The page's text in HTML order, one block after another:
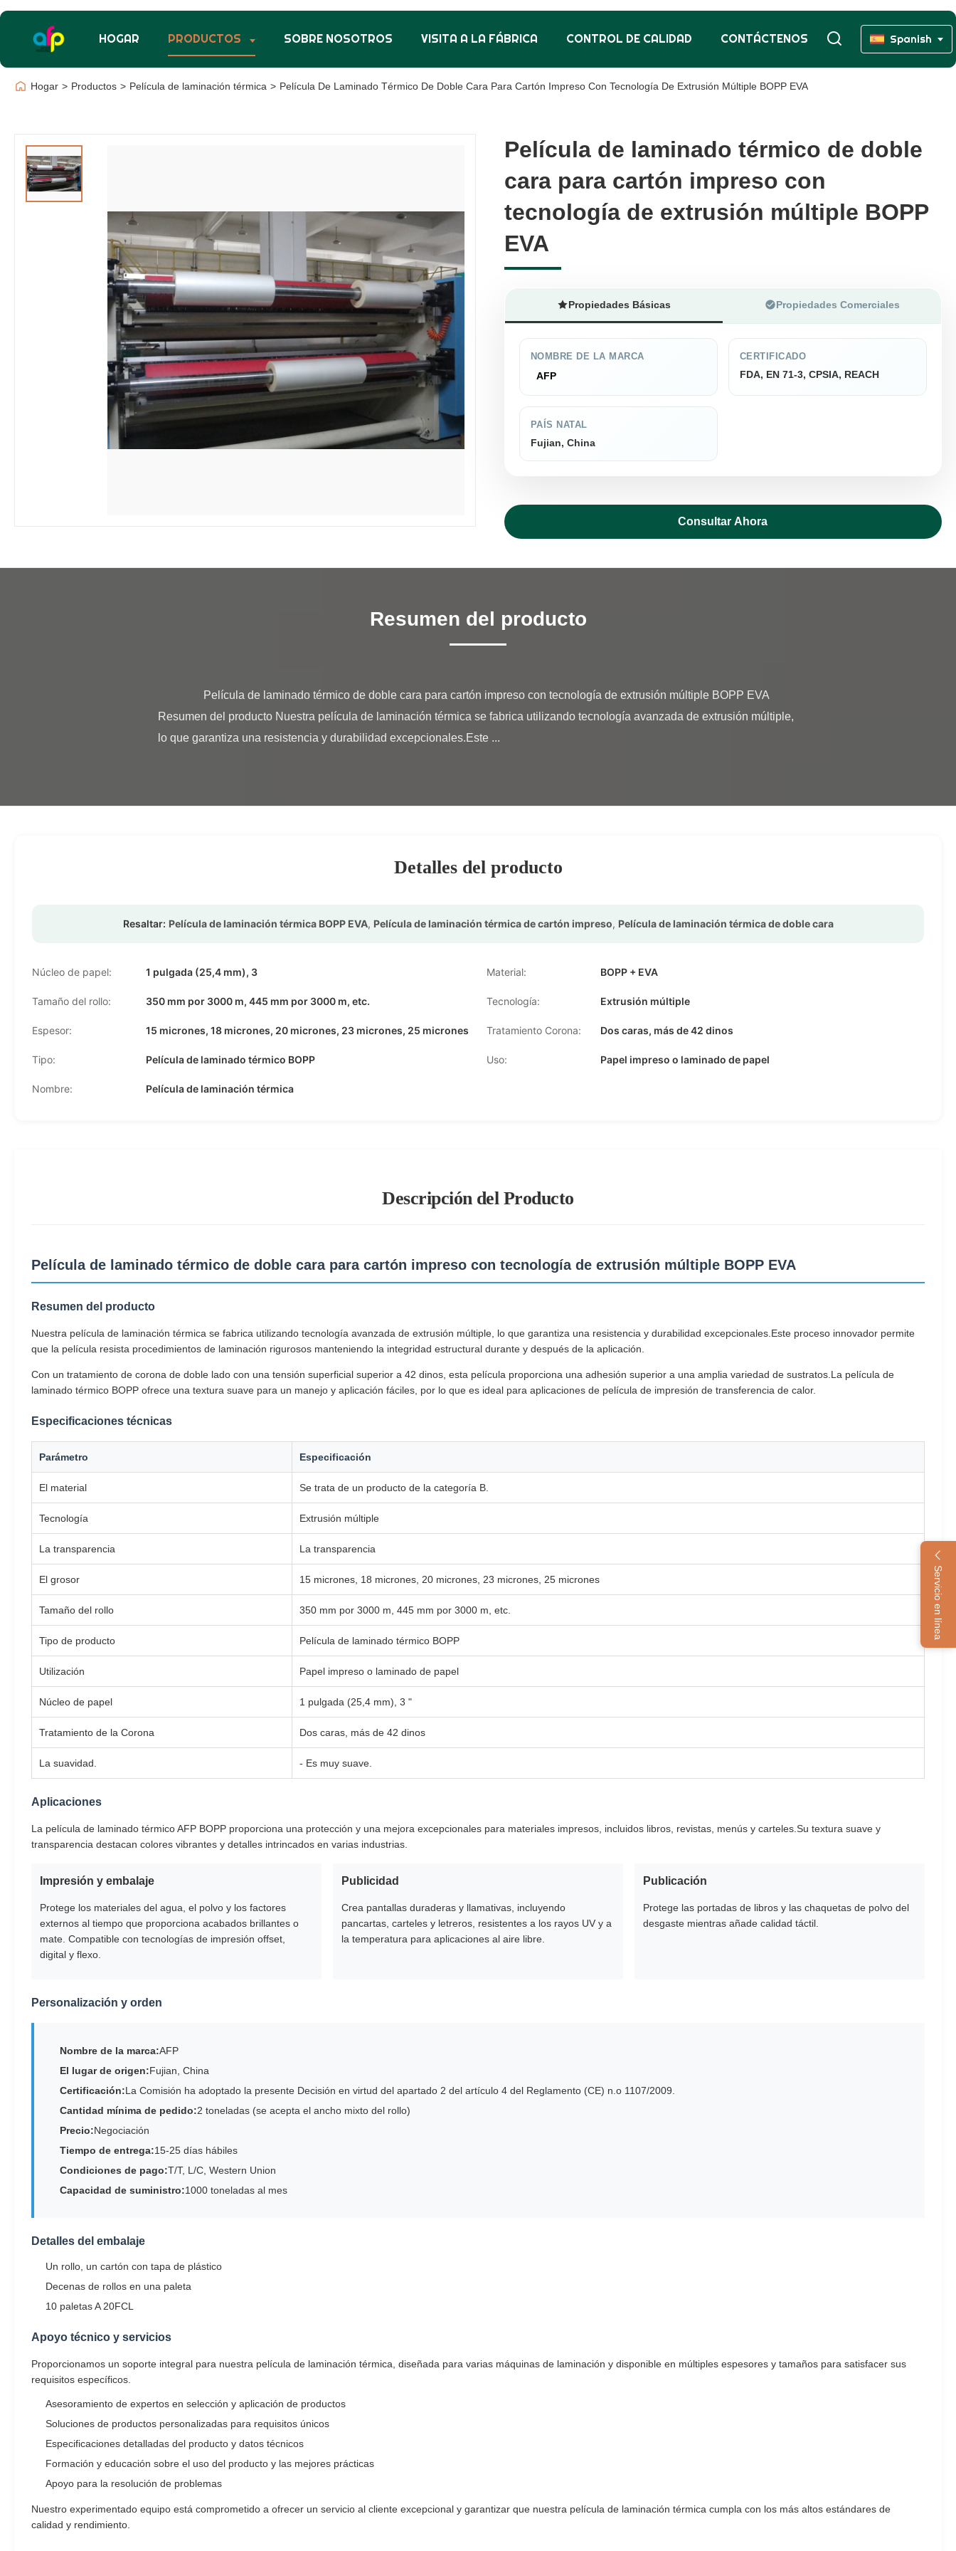
HOGAR PRODUCTOS SOBRE NOSOTROS VISITA A LA FÁBRICA CONTROL DE CALIDAD CONTÁCTENOS Spanish
Servicio en línea
Hogar > Productos > Película de laminación térmica > Película De Laminado Térmico De Doble Cara Para Cartón Impreso Con Tecnología De Extrusión Múltiple BOPP EVA
Película de laminado térmico de doble
cara para cartón impreso con
tecnología de extrusión múltiple BOPP
EVA
Película de laminado térmico de doble
cara para cartón impreso con
tecnología de extrusión múltiple BOPP
EVA
Propiedades Básicas Propiedades Comerciales
NOMBRE DE LA MARCA
AFP
CERTIFICADO
FDA, EN 71-3, CPSIA, REACH
PAÍS NATAL
Fujian, China
Consultar Ahora
Resumen del producto
Resumen del producto Nuestra película de laminación térmica se fabrica utilizando tecnología avanzada de extrusión múltiple,
lo que garantiza una resistencia y durabilidad excepcionales.Este ...
Detalles del producto
Resaltar: Película de laminación térmica BOPP EVA, Película de laminación térmica de cartón impreso, Película de laminación térmica de doble cara
Núcleo de papel: 1 pulgada (25,4 mm), 3 Material: BOPP + EVA
Tamaño del rollo: 350 mm por 3000 m, 445 mm por 3000 m, etc. Tecnología: Extrusión múltiple
Espesor: 15 micrones, 18 micrones, 20 micrones, 23 micrones, 25 micrones Tratamiento Corona: Dos caras, más de 42 dinos
Tipo: Película de laminado térmico BOPP Uso: Papel impreso o laminado de papel
Nombre: Película de laminación térmica
Descripción del Producto
Película de laminado térmico de doble cara para cartón impreso con tecnología de extrusión múltiple BOPP EVA
Resumen del producto
Nuestra película de laminación térmica se fabrica utilizando tecnología avanzada de extrusión múltiple, lo que garantiza una resistencia y durabilidad excepcionales.Este proceso innovador permite
que la película resista procedimientos de laminación rigurosos manteniendo la integridad estructural durante y después de la aplicación.
Con un tratamiento de corona de doble lado con una tensión superficial superior a 42 dinos, esta película proporciona una adhesión superior a una amplia variedad de sustratos.La película de
laminado térmico BOPP ofrece una textura suave para un manejo y aplicación fáciles, por lo que es ideal para aplicaciones de película de impresión de transferencia de calor.
Especificaciones técnicas
Parámetro Especificación
El material Se trata de un producto de la categoría B.
Tecnología Extrusión múltiple
La transparencia La transparencia
El grosor 15 micrones, 18 micrones, 20 micrones, 23 micrones, 25 micrones
Tamaño del rollo 350 mm por 3000 m, 445 mm por 3000 m, etc.
Tipo de producto Película de laminado térmico BOPP
Utilización Papel impreso o laminado de papel
Núcleo de papel 1 pulgada (25,4 mm), 3 "
Tratamiento de la Corona Dos caras, más de 42 dinos
La suavidad. - Es muy suave.
Aplicaciones
La película de laminado térmico AFP BOPP proporciona una protección y una mejora excepcionales para materiales impresos, incluidos libros, revistas, menús y carteles.Su textura suave y
transparencia destacan colores vibrantes y detalles intrincados en varias industrias.
Impresión y embalaje
Protege los materiales del agua, el polvo y los factores
externos al tiempo que proporciona acabados brillantes o
mate. Compatible con tecnologías de impresión offset,
digital y flexo.
Publicidad
Crea pantallas duraderas y llamativas, incluyendo
pancartas, carteles y letreros, resistentes a los rayos UV y a
la temperatura para aplicaciones al aire libre.
Publicación
Protege las portadas de libros y las chaquetas de polvo del
desgaste mientras añade calidad táctil.
Personalización y orden
Nombre de la marca:AFP
El lugar de origen:Fujian, China
Certificación:La Comisión ha adoptado la presente Decisión en virtud del apartado 2 del artículo 4 del Reglamento (CE) n.o 1107/2009.
Cantidad mínima de pedido:2 toneladas (se acepta el ancho mixto del rollo)
Precio:Negociación
Tiempo de entrega:15-25 días hábiles
Condiciones de pago:T/T, L/C, Western Union
Capacidad de suministro:1000 toneladas al mes
Detalles del embalaje
Un rollo, un cartón con tapa de plástico
Decenas de rollos en una paleta
10 paletas A 20FCL
Apoyo técnico y servicios
Proporcionamos un soporte integral para nuestra película de laminación térmica, diseñada para varias máquinas de laminación y disponible en múltiples espesores y tamaños para satisfacer sus
requisitos específicos.
Asesoramiento de expertos en selección y aplicación de productos
Soluciones de productos personalizadas para requisitos únicos
Especificaciones detalladas del producto y datos técnicos
Formación y educación sobre el uso del producto y las mejores prácticas
Apoyo para la resolución de problemas
Nuestro experimentado equipo está comprometido a ofrecer un servicio al cliente excepcional y garantizar que nuestra película de laminación térmica cumpla con los más altos estándares de
calidad y rendimiento.